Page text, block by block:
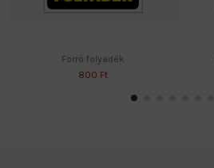
Forró folyadék
800 Ft